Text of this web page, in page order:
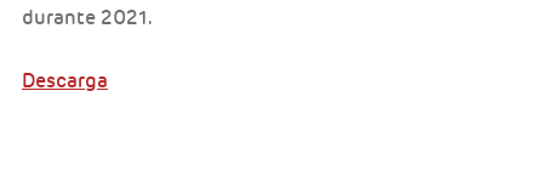
durante 2021.
Descarga